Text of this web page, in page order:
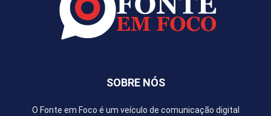
SOBRE NÓS
O Fonte em Foco é um veículo de comunicação digital